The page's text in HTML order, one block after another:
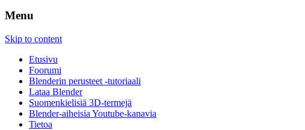
Menu
Skip to content
Etusivu
Foorumi
Blenderin perusteet -tutoriaali
Lataa Blender
Suomenkielisiä 3D-termejä
Blender-aiheisia Youtube-kanavia
Tietoa